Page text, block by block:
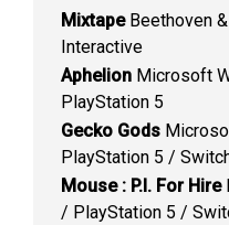
MixtapeBeethoven
Interactive
Aphelion Microsoft
PlayStation 5
Gecko Gods
PlayStation 5 /
Mouse : P.I. For Hire
/ PlayStation 5 /